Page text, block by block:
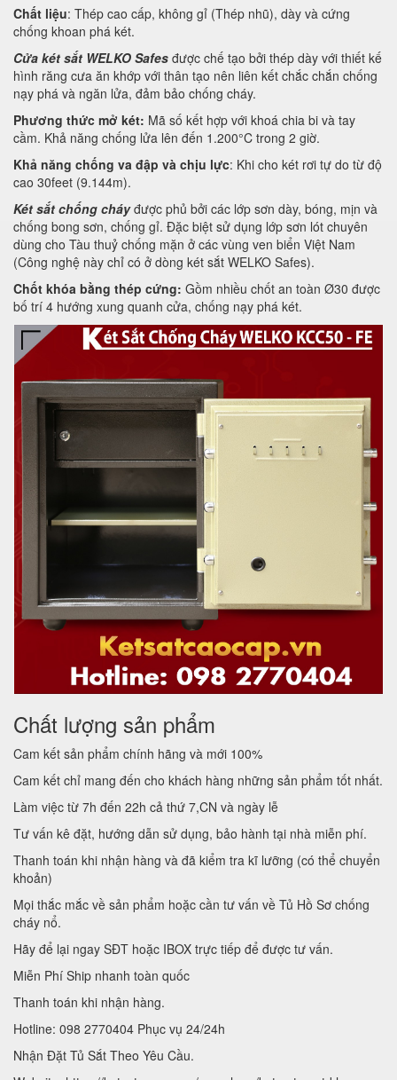
Chất liệu: Thép cao cấp, không gỉ (Thép nhũ), dày và cứng
chống khoan phá két.
Cửa két sắt WELKO Safes được chế tạo bởi thép dày với thiết kế
hình răng cưa ăn khớp với thân tạo nên liên kết chắc chắn chống
nạy phá và ngăn lửa, đảm bảo chống cháy.
Phương thức mở két: Mã số kết hợp với khoá chia bi và tay
cầm. Khả năng chống lửa lên đến 1.200°C trong 2 giờ.
Khả năng chống va đập và chịu lực: Khi cho két rơi tự do từ độ
cao 30feet (9.144m).
Két sắt chống cháyđược phủ bởi các lớp sơn dày, bóng, mịn và
chống bong sơn, chống gỉ. Đặc biệt sử dụng lớp sơn lót chuyên
dùng cho Tàu thuỷ chống mặn ở các vùng ven biển Việt Nam
(Công nghệ này chỉ có ở dòng két sắt WELKO Safes).
Chốt khóa bằng thép cứng: Gồm nhiều chốt an toàn Ø30 được
bố trí 4 hướng xung quanh cửa, chống nạy phá két.
Chất lượng sản phẩm
Cam kết sản phẩm chính hãng và mới 100%
Cam kết chỉ mang đến cho khách hàng những sản phẩm tốt nhất.
Làm việc từ 7h đến 22h cả thứ 7,CN và ngày lễ
Tư vấn kê đặt, hướng dẫn sử dụng, bảo hành tại nhà miễn phí.
Thanh toán khi nhận hàng và đã kiểm tra kĩ lưỡng (có thể chuyển
khoản)
Mọi thắc mắc về sản phẩm hoặc cần tư vấn về Tủ Hồ Sơ chống
cháy nổ.
Hãy để lại ngay SĐT hoặc IBOX trực tiếp để được tư vấn.
Miễn Phí Ship nhanh toàn quốc
Thanh toán khi nhận hàng.
Hotline: 098 2770404 Phục vụ 24/24h
Nhận Đặt Tủ Sắt Theo Yêu Cầu.